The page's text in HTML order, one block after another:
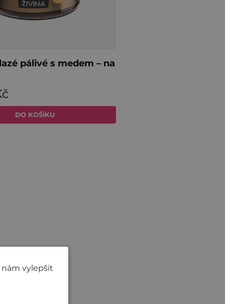
nám vylepšit